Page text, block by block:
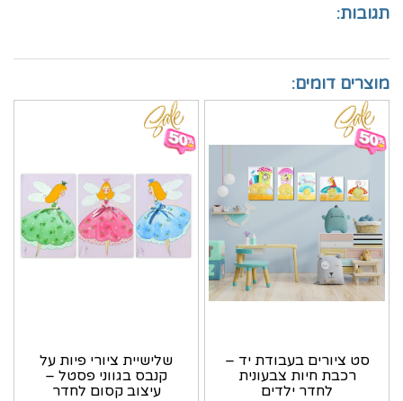
תגובות:
מוצרים דומים:
סט ציורים בעבודת יד –
רכבת חיות צבעונית
לחדר ילדים
שלישיית ציורי פיות על
קנבס בגווני פסטל –
עיצוב קסום לחדר